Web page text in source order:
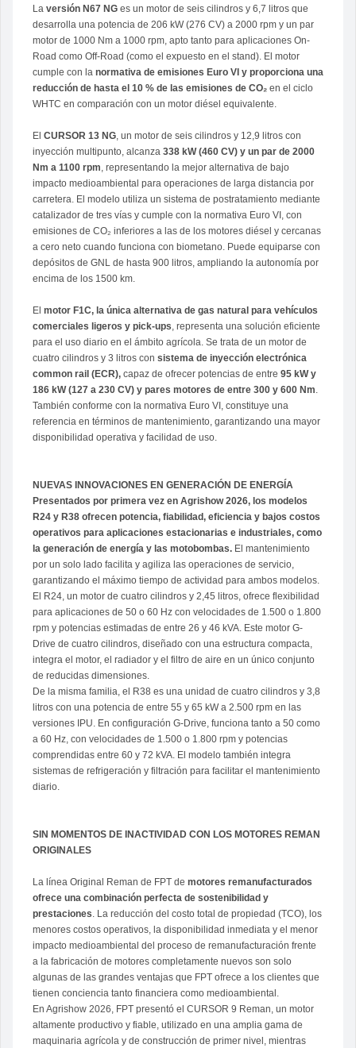
La versión N67 NG es un motor de seis cilindros y 6,7 litros que
desarrolla una potencia de 206 kW (276 CV) a 2000 rpm y un par
motor de 1000 Nm a 1000 rpm, apto tanto para aplicaciones On-
Road como Off-Road (como el expuesto en el stand). El motor
cumple con la normativa de emisiones Euro VI y proporciona una
reducción de hasta el 10 % de las emisiones de CO₂ en el ciclo
WHTC en comparación con un motor diésel equivalente.
El CURSOR 13 NG, un motor de seis cilindros y 12,9 litros con
inyección multipunto, alcanza 338 kW (460 CV) y un par de 2000
Nm a 1100 rpm, representando la mejor alternativa de bajo
impacto medioambiental para operaciones de larga distancia por
carretera. El modelo utiliza un sistema de postratamiento mediante
catalizador de tres vías y cumple con la normativa Euro VI, con
emisiones de CO₂ inferiores a las de los motores diésel y cercanas
a cero neto cuando funciona con biometano. Puede equiparse con
depósitos de GNL de hasta 900 litros, ampliando la autonomía por
encima de los 1500 km.
El motor F1C, la única alternativa de gas natural para vehículos
comerciales ligeros y pick-ups, representa una solución eficiente
para el uso diario en el ámbito agrícola. Se trata de un motor de
cuatro cilindros y 3 litros con sistema de inyección electrónica
common rail (ECR), capaz de ofrecer potencias de entre 95 kW y
186 kW (127 a 230 CV) y pares motores de entre 300 y 600 Nm.
También conforme con la normativa Euro VI, constituye una
referencia en términos de mantenimiento, garantizando una mayor
disponibilidad operativa y facilidad de uso.
NUEVAS INNOVACIONES EN GENERACIÓN DE ENERGÍA
Presentados por primera vez en Agrishow 2026, los modelos
R24 y R38 ofrecen potencia, fiabilidad, eficiencia y bajos costos
operativos para aplicaciones estacionarias e industriales, como
la generación de energía y las motobombas. El mantenimiento
por un solo lado facilita y agiliza las operaciones de servicio,
garantizando el máximo tiempo de actividad para ambos modelos.
El R24, un motor de cuatro cilindros y 2,45 litros, ofrece flexibilidad
para aplicaciones de 50 o 60 Hz con velocidades de 1.500 o 1.800
rpm y potencias estimadas de entre 26 y 46 kVA. Este motor G-
Drive de cuatro cilindros, diseñado con una estructura compacta,
integra el motor, el radiador y el filtro de aire en un único conjunto
de reducidas dimensiones.
De la misma familia, el R38 es una unidad de cuatro cilindros y 3,8
litros con una potencia de entre 55 y 65 kW a 2.500 rpm en las
versiones IPU. En configuración G-Drive, funciona tanto a 50 como
a 60 Hz, con velocidades de 1.500 o 1.800 rpm y potencias
comprendidas entre 60 y 72 kVA. El modelo también integra
sistemas de refrigeración y filtración para facilitar el mantenimiento
diario.
SIN MOMENTOS DE INACTIVIDAD CON LOS MOTORES REMAN
ORIGINALES
La línea Original Reman de FPT de motores remanufacturados
ofrece una combinación perfecta de sostenibilidad y
prestaciones. La reducción del costo total de propiedad (TCO), los
menores costos operativos, la disponibilidad inmediata y el menor
impacto medioambiental del proceso de remanufacturación frente
a la fabricación de motores completamente nuevos son solo
algunas de las grandes ventajas que FPT ofrece a los clientes que
tienen conciencia tanto financiera como medioambiental.
En Agrishow 2026, FPT presentó el CURSOR 9 Reman, un motor
altamente productivo y fiable, utilizado en una amplia gama de
maquinaria agrícola y de construcción de primer nivel, mientras